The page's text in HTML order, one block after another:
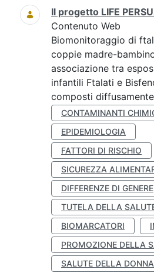
Il progetto LIFE
Contenuto Web
Biomonitoraggio di
coppie madre-
associazione tra
infantili Ftalati e
composti
CONTAMINANTI
EPIDEMIOLOGIA
FATTORI DI RISCHIO
SICUREZZA
DIFFERENZE DI GENERE
TUTELA DELLA
BIOMARCATORI
PROMOZIONE DELLA
SALUTE DELLA DONNA